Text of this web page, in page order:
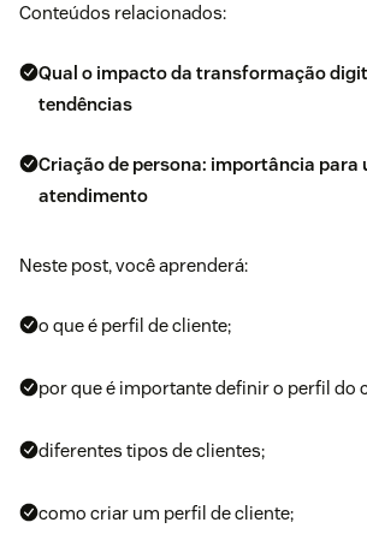
Conteúdos relacionados:
Qual o impacto da transformação
tendências
Criação de persona: importância para
atendimento
Neste post, você aprenderá:
o que é perfil de cliente;
por que é importante definir o perfil do
diferentes tipos de clientes;
como criar um perfil de cliente;